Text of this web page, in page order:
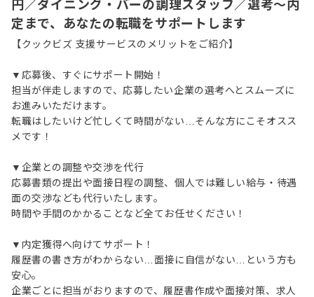
円／ダイニング・バーの調理スタッフ／選考～内
定まで、あなたの転職をサポートします
【クックビズ 支援サービスのメリットをご紹介】
▼応募後、すぐにサポート開始！
担当が伴走しますので、応募したい企業の選考へとスムーズに
お進みいただけます。
転職はしたいけど忙しくて時間がない…そんな方にこそオスス
メです！
▼企業との調整や交渉を代行
応募書類の提出や面接日程の調整、個人では難しい給与・待遇
面の交渉なども代行いたします。
時間や手間のかかることなど全てお任せください！
▼内定獲得へ向けてサポート！
履歴書の書き方がわからない…面接に自信がない…という方も
安心。
企業ごとに担当がおりますので、履歴書作成や面接対策、求人